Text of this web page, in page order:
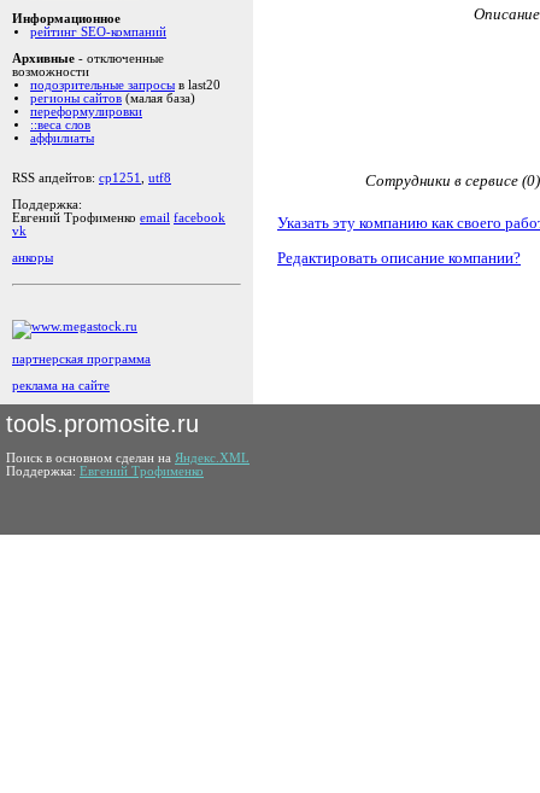
Информационное
рейтинг SEO-компаний
Архивные - отключенные
возможности
подозрительные запросы в last20
регионы сайтов (малая база)
переформулировки
::веса слов
аффилиаты
RSS апдейтов: cp1251
utf8
Поддержка:
Евгений Трофименко email facebook
vk
анкоры
партнерская программа
реклама на сайте
Описание
Сотрудники в сервисе (0)
Указать эту компанию как своего
Редактировать описание компании?
tools.promosite.ru
Поиск в основном сделан на Яндекс.XML
Поддержка: Евгений Трофименко